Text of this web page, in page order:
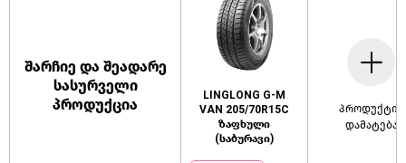
შარჩიე და შეადარე
სასურველი
პროდუქცია
LINGLONG G-M
VAN 205/70R15C
ზაფხული
(საბურავი)
პროდუქტის
დამატება